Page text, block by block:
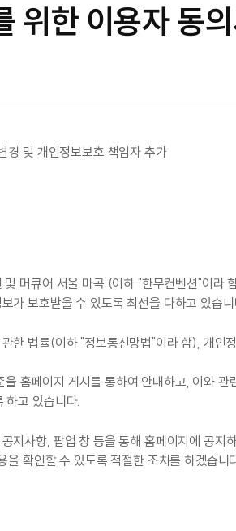
위한 이용자 동
경 및 개인정보보호 책임자 추가
머큐어 서울 마곡 (이하 "한무컨벤션"이라
가 보호받을 수 있도록 최선을 다하고 있습
한 법률(이하 "정보통신망법"이라 함), 개인
홈페이지 게시를 통하여 안내하고, 이와
하고 있습니다.
사항, 팝업 창 등을 통해 홈페이지에 공지
을 확인할 수 있도록 적절한 조치를 하겠습니